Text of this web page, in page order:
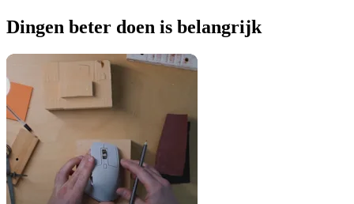
Dingen beter doen is belangrijk